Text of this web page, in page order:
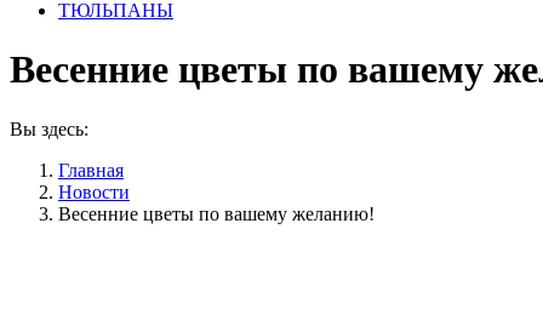
ТЮЛЬПАНЫ
Весенние цветы по вашему
Вы здесь:
Главная
Новости
Весенние цветы по вашему желанию!